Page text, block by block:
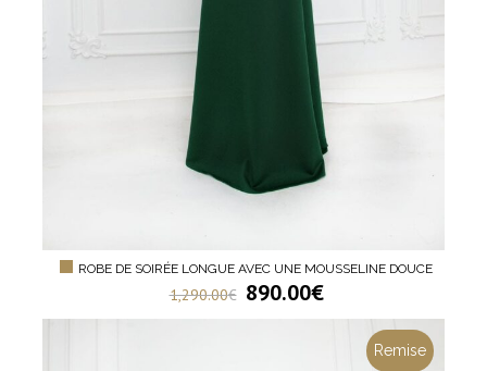
ROBE DE SOIRÉE LONGUE AVEC UNE MOUSSELINE DOUCE
1,290.00€ 890.00€
Remise